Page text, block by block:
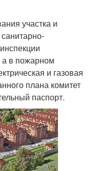
участка и
а в пожарном
и газовая
плана комитет
паспорт.